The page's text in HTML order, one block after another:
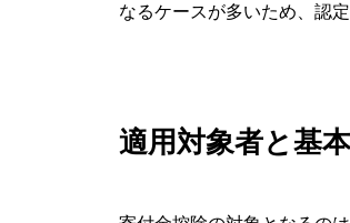
なるケースが多いため、認
適用対象者と基